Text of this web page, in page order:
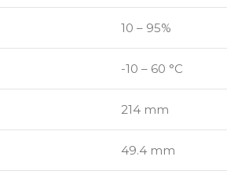
10 – 95%
-10 – 60 °C
214 mm
49.4 mm